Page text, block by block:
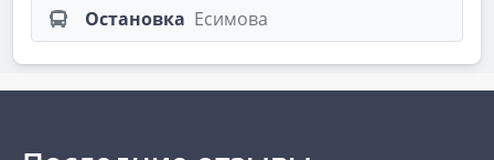
Остановка Есимова